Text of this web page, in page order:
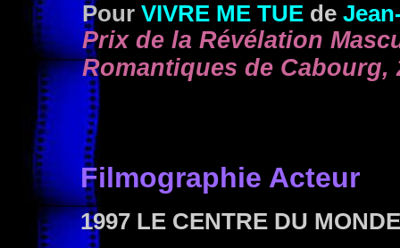
Pour VIVRE ME TUE de
Prix de la Révélation
Romantiques de Cabourg,
Filmographie Acteur
1997 LE CENTRE DU MONDE